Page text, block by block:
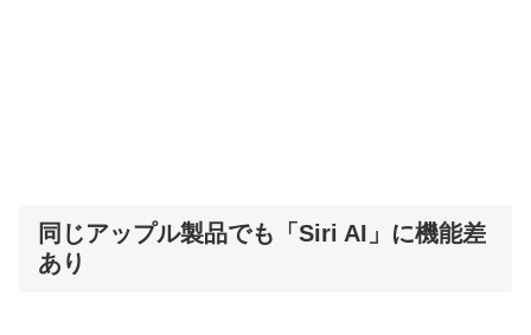
同じアップル製品でも「Siri AI」に機能差
あり